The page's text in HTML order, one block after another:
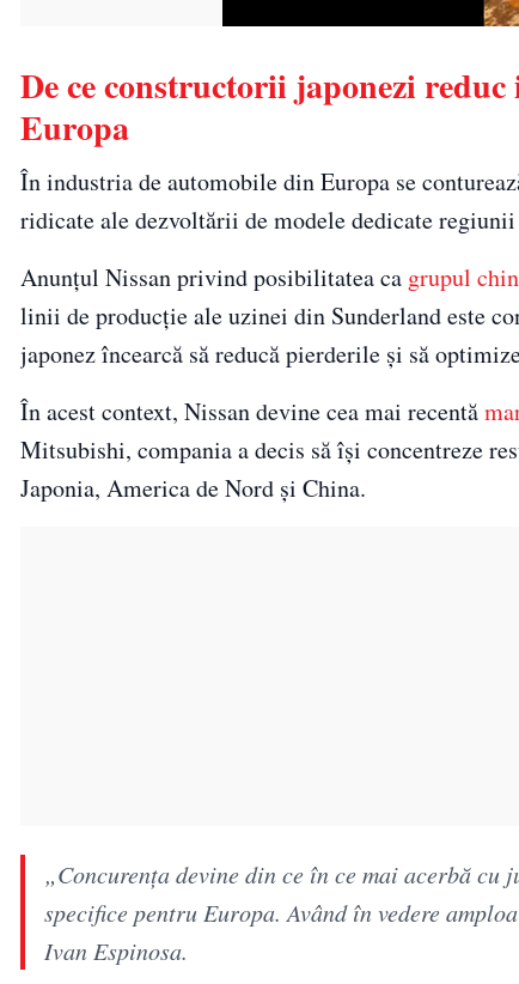
De ce constructorii japonezi
Europa
În industria de automobile din Europa se
ridicate ale dezvoltării de modele dedicate
Anunțul Nissan privind posibilitatea ca grupul
linii de producție ale uzinei din Sunderland este
japonez încearcă să reducă pierderile și să
În acest context, Nissan devine cea mai recentă
Mitsubishi, compania a decis să își concentreze
Japonia, America de Nord și China.
„Concurența devine din ce în ce mai acerbă
specifice pentru Europa. Având în vedere
Ivan Espinosa.